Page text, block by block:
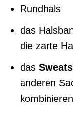
Rundhals
das
die zarte
das
anderen